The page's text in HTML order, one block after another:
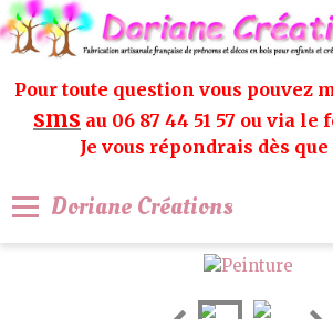
Pour toute question vous pouvez
sms au 06 87 44 51 57 ou via
Je vous répondrais dès
Doriane Créations